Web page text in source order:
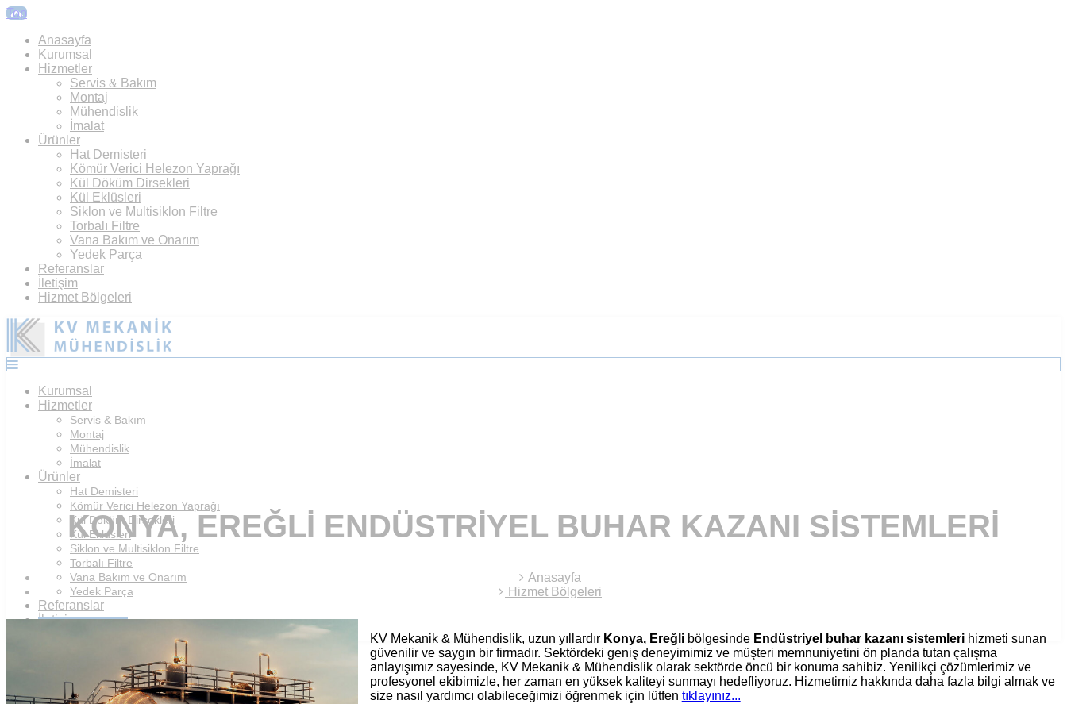
Top
Anasayfa
Kurumsal
Hizmetler
Servis & Bakım
Montaj
Mühendislik
İmalat
Ürünler
Hat Demisteri
Kömür Verici Helezon Yaprağı
Kül Döküm Dirsekleri
Kül Eklüsleri
Siklon ve Multisiklon Filtre
Torbalı Filtre
Vana Bakım ve Onarım
Yedek Parça
Referanslar
İletişim
Hizmet Bölgeleri
Kurumsal
Hizmetler
Servis & Bakım
Montaj
Mühendislik
İmalat
Ürünler
Hat Demisteri
Kömür Verici Helezon Yaprağı
Kül Döküm Dirsekleri
Kül Eklüsleri
Siklon ve Multisiklon Filtre
Torbalı Filtre
Vana Bakım ve Onarım
Yedek Parça
Referanslar
İletişim
KONYA, EREĞLI ENDÜSTRIYEL BUHAR KAZANI SISTEMLERI
Anasayfa
Hizmet Bölgeleri
KV Mekanik & Mühendislik, uzun yıllardır Konya, Ereğlibölgesinde Endüstriyel buhar kazanı sistemlerihizmeti sunan
güvenilir ve saygın bir firmadır. Sektördeki geniş deneyimimiz ve müşteri memnuniyetini ön planda tutan çalışma
anlayışımız sayesinde, KV Mekanik & Mühendislik olarak sektörde öncü bir konuma sahibiz. Yenilikçi çözümlerimiz ve
profesyonel ekibimizle, her zaman en yüksek kaliteyi sunmayı hedefliyoruz. Hizmetimiz hakkında daha fazla bilgi almak ve
size nasıl yardımcı olabileceğimizi öğrenmek için lütfen tıklayınız...